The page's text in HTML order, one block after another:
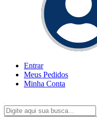
Entrar
Meus Pedidos
Minha Conta